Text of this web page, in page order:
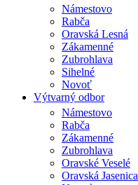
Námestovo
Rabča
Oravská Lesná
Zákamenné
Zubrohlava
Sihelné
Novoť
Výtvarný odbor
Námestovo
Rabča
Zákamenné
Zubrohlava
Oravské Veselé
Oravská Jasenica